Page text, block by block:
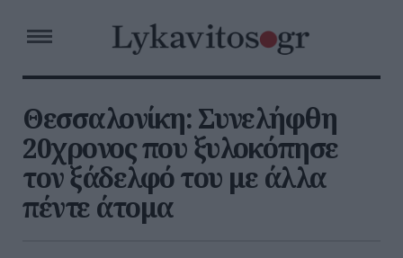
Θεσσαλονίκη: Συνελήφθη
20χρονος που ξυλοκόπησε
τον ξάδελφό του με άλλα
πέντε άτομα